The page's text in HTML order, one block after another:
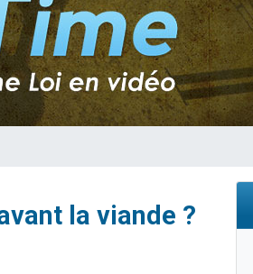
la viande ?